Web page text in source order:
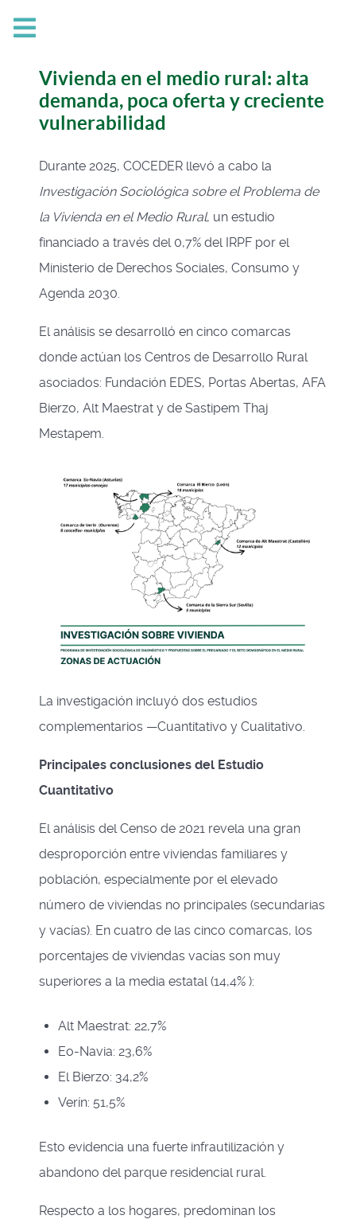
Vivienda en el medio rural: alta
demanda, poca oferta y creciente
vulnerabilidad
Durante 2025, COCEDER llevó a cabo la
Investigación Sociológica sobre el Problema de
la Vivienda en el Medio Rural, un estudio
financiado a través del 0,7% del IRPF por el
Ministerio de Derechos Sociales, Consumo y
Agenda 2030.
El análisis se desarrolló en cinco comarcas
donde actúan los Centros de Desarrollo Rural
asociados: Fundación EDES, Portas Abertas, AFA
Bierzo, Alt Maestrat y de Sastipem Thaj
Mestapem.
La investigación incluyó dos estudios
complementarios —Cuantitativo y Cualitativo.
Principales conclusiones del Estudio
Cuantitativo
El análisis del Censo de 2021 revela una gran
desproporción entre viviendas familiares y
población, especialmente por el elevado
número de viviendas no principales (secundarias
y vacías). En cuatro de las cinco comarcas, los
porcentajes de viviendas vacías son muy
superiores a la media estatal (14,4% ):
Alt Maestrat: 22,7%
Eo-Navia: 23,6%
El Bierzo: 34,2%
Verín: 51,5%
Esto evidencia una fuerte infrautilización y
abandono del parque residencial rural.
Respecto a los hogares, predominan los